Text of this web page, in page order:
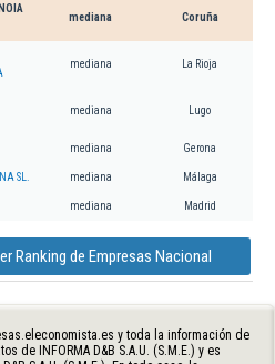
mediana Coruña
mediana La Rioja
mediana Lugo
mediana Gerona
SL. mediana Málaga
mediana Madrid
Ranking de Empresas Nacional
y toda la información de
de INFORMA D&B S.A.U. (S.M.E.) y es